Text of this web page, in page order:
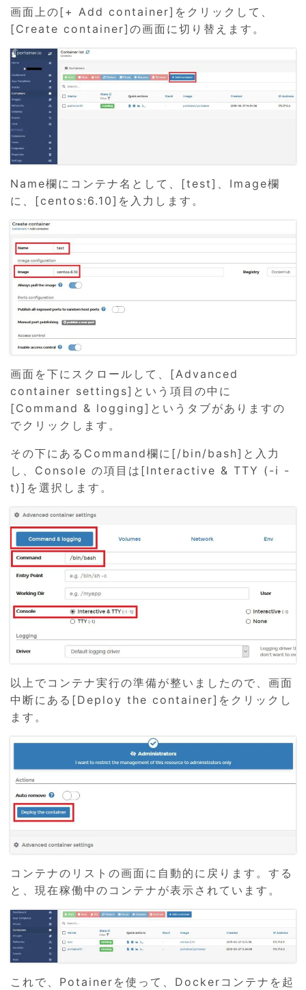
画面上の[+ Add container]をクリックして、
[Create container]の画面に切り替えます。
Name欄にコンテナ名として、[test]、Image欄
に、[centos:6.10]を入力します。
画面を下にスクロールして、[Advanced
container settings]という項目の中に
[Command & logging]というタブがありますの
でクリックします。
その下にあるCommand欄に[/bin/bash]と入力
し、Console の項目は[Interactive & TTY (-i -
t)]を選択します。
以上でコンテナ実行の準備が整いましたので、画面
中断にある[Deploy the container]をクリックし
ます。
コンテナのリストの画面に自動的に戻ります。する
と、現在稼働中のコンテナが表示されています。
これで、Potainerを使って、Dockerコンテナを起